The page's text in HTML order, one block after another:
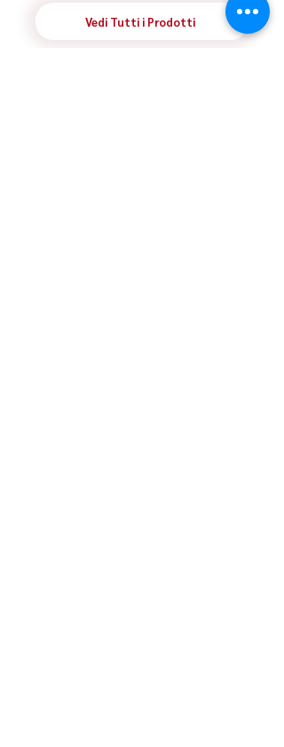
Vedi Tutti i Prodotti